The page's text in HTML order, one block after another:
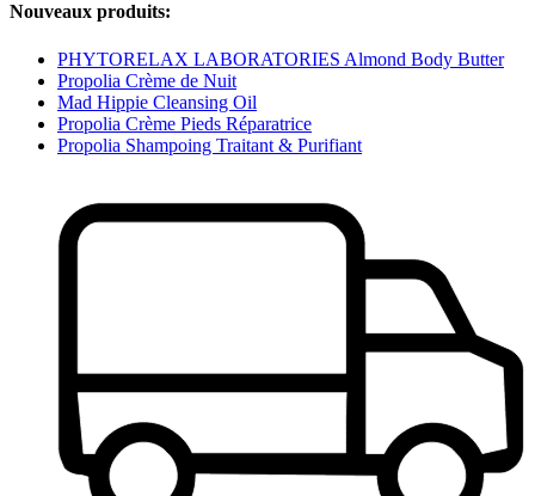
Nouveaux produits:
PHYTORELAX LABORATORIES Almond Body Butter
Propolia Crème de Nuit
Mad Hippie Cleansing Oil
Propolia Crème Pieds Réparatrice
Propolia Shampoing Traitant & Purifiant